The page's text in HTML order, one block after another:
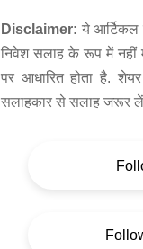
Disclaimer: ये आर्टिकल
निवेश सलाह के रूप में नहीं
पर आधारित होता है.
सलाहकार से सलाह जरूर